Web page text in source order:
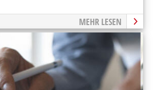
MEHR LESEN